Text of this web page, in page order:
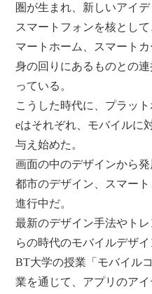
圏が生まれ、新しいアイ
スマートフォンを核とし
マートホーム、スマートカ
身の回りにあるものとの
っている。
こうした時代に、プラッ
eはそれぞれ、モバイルに
与え始めた。
画面の中のデザインから
都市のデザイン、スマー
進行中だ。
最新のデザイン手法やト
らの時代のモバイルデザ
BT大学の授業「モバイル
業を通じて、アプリのア